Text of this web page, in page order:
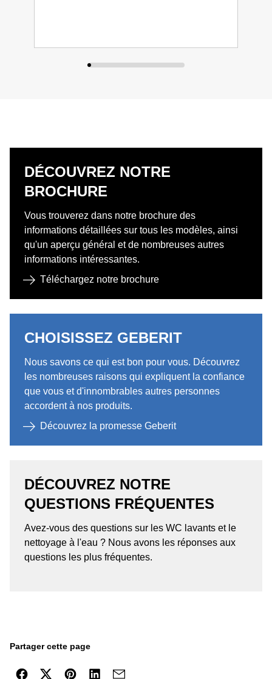
DÉCOUVREZ NOTRE
BROCHURE ​
Vous trouverez dans notre brochure des
informations détaillées sur tous les modèles, ainsi
qu'un aperçu général et de nombreuses autres
informations intéressantes.
Téléchargez notre brochure
CHOISISSEZ GEBERIT ​
Nous savons ce qui est bon pour vous. Découvrez
les nombreuses raisons qui expliquent la confiance
que vous et d'innombrables autres personnes
accordent à nos produits.
Découvrez la promesse Geberit
DÉCOUVREZ NOTRE
QUESTIONS FRÉQUENTES ​
Avez-vous des questions sur les WC lavants et le
nettoyage à l'eau ? Nous avons les réponses aux
questions les plus fréquentes.
Partager cette page